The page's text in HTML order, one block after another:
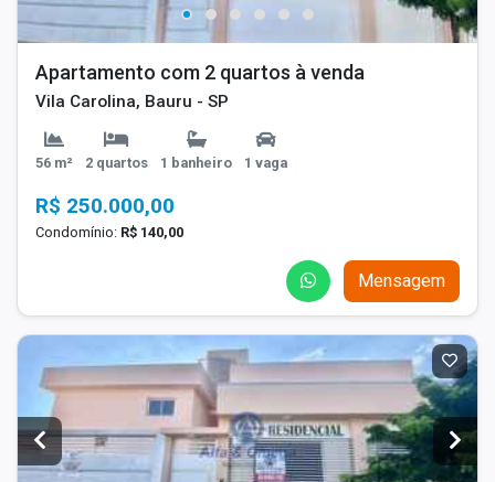
Apartamento com 2 quartos à venda
Vila Carolina, Bauru - SP
56 m² 2 quartos 1 banheiro 1 vaga
R$ 250.000,00
Condomínio: R$ 140,00
Mensagem